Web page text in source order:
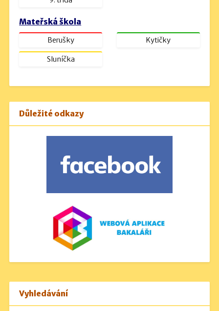
Mateřská škola
Berušky Kytičky
Sluníčka
Důležité odkazy
Vyhledávání